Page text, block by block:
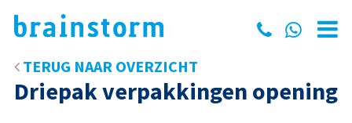
TERUG NAAR OVERZICHT
Driepak verpakkingen opening